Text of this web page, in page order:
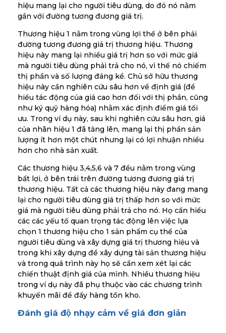
hiệu mang lại cho người tiêu dùng, do đó nó nằm
gần với đường tương đương giá trị.
Thương hiệu 1 nằm trong vùng lợi thế ở bên phải
đường tương đương giá trị thương hiệu. Thương
hiệu này mang lại nhiều giá trị hơn so với mức giá
mà người tiêu dùng phải trả cho nó, vì thế nó chiếm
thị phần và số lượng đáng kể. Chủ sở hữu thương
hiệu này cần nghiên cứu sâu hơn về định giá (để
hiểu tác động của giá cao hơn đối với thị phần, cũng
như ký quỹ hàng hóa) nhằm xác định điểm giá tối
ưu. Trong ví dụ này, sau khi nghiên cứu sâu hơn, giá
của nhãn hiệu 1 đã tăng lên, mang lại thị phần sản
lượng ít hơn một chút nhưng lại có lợi nhuận nhiều
hơn cho nhà sản xuất.
Các thương hiệu 3,4,5,6 và 7 đều nằm trong vùng
bất lợi, ở bên trái trên đường tương đương giá trị
thương hiệu. Tất cả các thương hiệu này đang mang
lại cho người tiêu dùng giá trị thấp hơn so với mức
giá mà người tiêu dùng phải trả cho nó. Họ cần hiểu
các các yếu tố quan trọng tác động lên việc lựa
chọn 1 thương hiệu cho 1 sản phẩm cụ thể của
người tiêu dùng và xây dựng giá trị thương hiệu và
trong khi xây dựng để xây dựng tài sản thương hiệu
và trong quá trình này họ sẽ cần xem xét lại các
chiến thuật định giá của mình. Nhiều thương hiệu
trong ví dụ này đã phụ thuộc vào các chương trình
khuyến mãi để đẩy hàng tồn kho.
Đánh giá độ nhạy cảm về giá đơn giản